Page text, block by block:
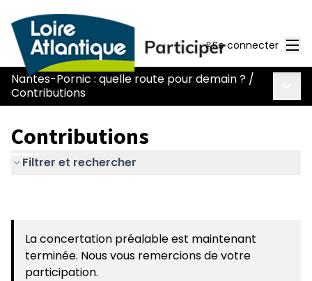
Se connecter
Nantes-Pornic : quelle route pour demain ? /
Contributions
Contributions
Filtrer et rechercher
La concertation préalable est maintenant
terminée. Nous vous remercions de votre
participation.